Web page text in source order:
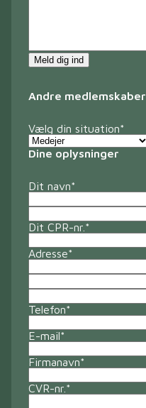
Meld dig ind
Andre medlemskaber
Vælg din situation*
Dine oplysninger
Dit navn*
Dit CPR-nr. *
Adresse*
Telefon*
E-mail*
Firmanavn*
CVR-nr. *